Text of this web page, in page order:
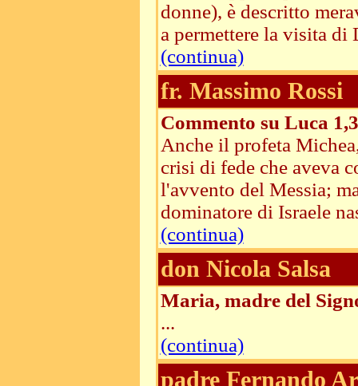
donne), è descritto
a permettere la visita di
(continua)
fr. Massimo Rossi
Commento su Luca
Anche il profeta
crisi di fede che aveva
l'avvento del Messia;
dominatore di Israele
(continua)
don Nicola Salsa
Maria, madre del
...
(continua)
padre Fernando